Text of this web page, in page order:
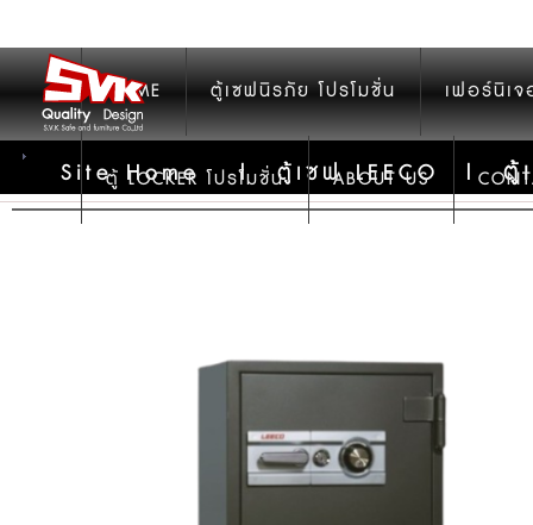
HOME ตู้เซฟนิรภัย โปรโมชั่น เฟอร์นิเ
ตู้ LOCKER โปรโมชั่น ABOUT US
Site Home |ตู้เซฟ LEECO |ตู้